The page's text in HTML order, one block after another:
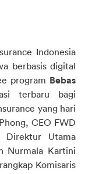
Indonesia
berbasis digital
program Bebas
terbaru bagi
yang hari
CEO FWD
Direktur Utama
Nurmala Kartini
Komisaris